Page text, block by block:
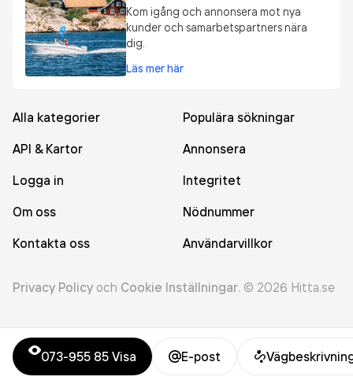
073-955 85 Visa E-post
Kom igång och annonsera mot nya
kunder och samarbetspartners nära
dig.
Läs mer här
Alla kategorier
Populära sökningar
API & Kartor
Annonsera
Logga in
Integritet
Om oss
Nödnummer
Kontakta oss
Användarvillkor
Privacy Policy och Cookie Inställningar. © 2026 Hitta.se